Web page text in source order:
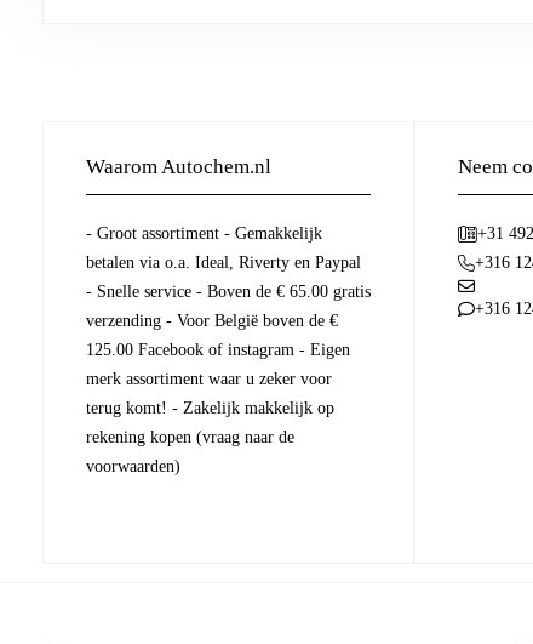
Waarom Autochem.nl
- Groot assortiment - Gemakkelijk
betalen via o.a. Ideal, Riverty en Paypal
- Snelle service - Boven de € 65.00 gratis
verzending - Voor België boven de €
125.00 Facebook of instagram - Eigen
merk assortiment waar u zeker voor
terug komt! - Zakelijk makkelijk op
rekening kopen (vraag naar de
voorwaarden)
Neem
+31
+316
+316